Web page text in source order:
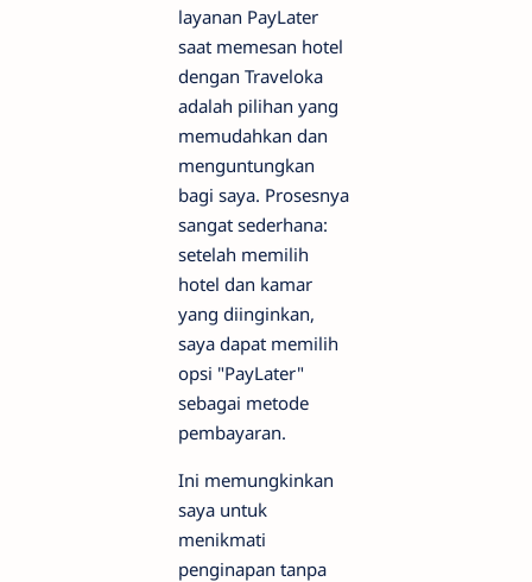
layanan PayLater
saat memesan hotel
dengan Traveloka
adalah pilihan yang
memudahkan dan
menguntungkan
bagi saya. Prosesnya
sangat sederhana:
setelah memilih
hotel dan kamar
yang diinginkan,
saya dapat memilih
opsi "PayLater"
sebagai metode
pembayaran.
Ini memungkinkan
saya untuk
menikmati
penginapan tanpa